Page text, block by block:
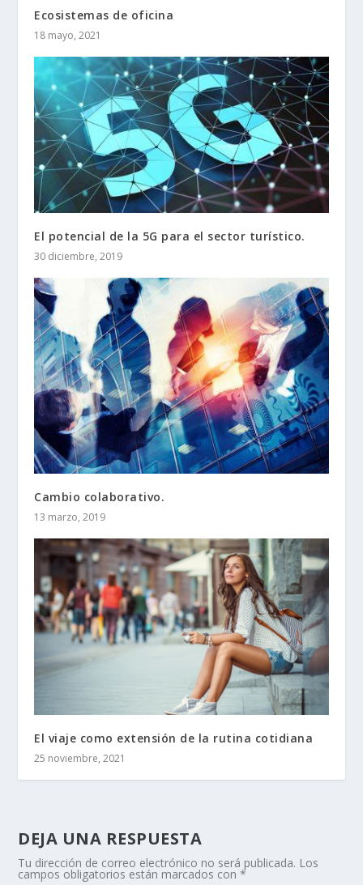
Ecosistemas de oficina
18 mayo, 2021
El potencial de la 5G para el sector turístico.
30 diciembre, 2019
Cambio colaborativo.
13 marzo, 2019
El viaje como extensión de la rutina cotidiana
25 noviembre, 2021
DEJA UNA RESPUESTA
Tu dirección de correo electrónico no será publicada. Los
campos obligatorios están marcados con*